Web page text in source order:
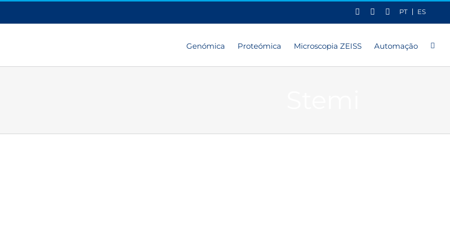
PT ES
LinkedInYouTube
Genómica Proteómica Microscopia ZEISS Automação